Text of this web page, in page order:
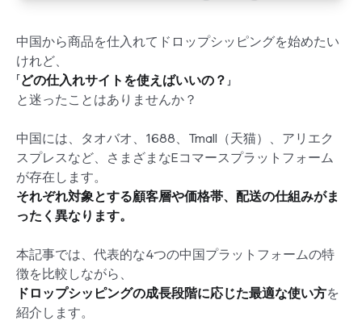
中国から商品を仕入れてドロップシッピングを始めたい
けれど、
「どの仕入れサイトを使えばいいの？ 」
と迷ったことはありませんか？
中国には、タオバオ、1688、Tmall（天猫）、アリエク
スプレスなど、さまざまなEコマースプラットフォーム
が存在します。
それぞれ対象とする顧客層や価格帯、配送の仕組みがま
ったく異なります。
本記事では、代表的な4つの中国プラットフォームの特
徴を比較しながら、
ドロップシッピングの成長段階に応じた最適な使い方を
紹介します。